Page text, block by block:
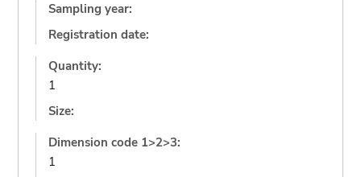
Sampling year:
Registration date:
Quantity:
1
Size:
Dimension code 1>2>3:
1